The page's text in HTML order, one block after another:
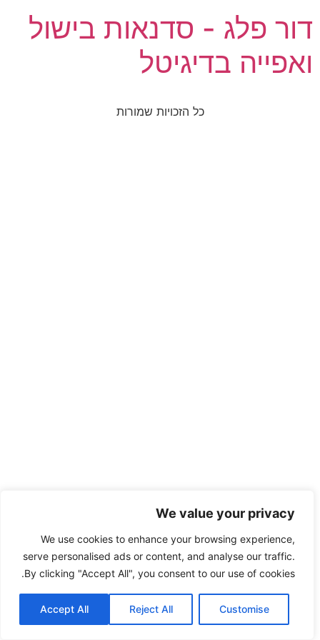
We value your privacy
We use cookies to enhance your browsing experience,
serve personalised ads or content, and analyse our traffic.
By clicking "Accept All", you consent to our use of cookies.
Customise
Reject All
Accept All
דור פלג - סדנאות בישול
ואפייה בדיגיטל
כל הזכויות שמורות